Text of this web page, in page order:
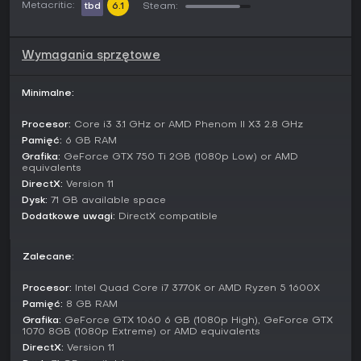
zadaniach Kriegsmarine. Misje przychodzą z kwatery
Sukces przynosi budżet na ulepszenia, takie jak nowe
sytuacjach survivalowych.
Brak trybów multiplayer - doświadczenie opiera się na
samotnym dowodzeniu, z opcjami dostosowania trudności,
by kalibrować poziom realizmu pod preferencje graczy.
Aktualizacje i obecny stan
problemy z wydajnością. Gra zawiera DLC jak Supporter
Pack z dodatkową zawartością, niezmieniającymi rdzenia
mechanik. Stanem na marzec 2026 r. to kompletny pakiet bez
bieżących sezonów czy dużych aktualizacji live - nacisk
pada na dopracowaną symulację.
Metacritic: tbd 6.1 Steam:
Wymagania sprzętowe
Minimalne:
Procesor: Core i3 3.1 GHz or AMD Phenom II X3 2.8 GHz
Pamięć: 6 GB RAM
Grafika: GeForce GTX 750 Ti 2GB (1080p Low) or AMD
equivalents
DirectX: Version 11
Dysk: 71 GB available space
Dodatkowe uwagi: DirectX compatible
Zalecane:
Procesor: Intel Quad Core i7 3770K or AMD Ryzen 5 1600X
Pamięć: 8 GB RAM
Grafika: GeForce GTX 1060 6 GB (1080p High), GeForce GTX
1070 8GB (1080p Extreme) or AMD equivalents
DirectX: Version 11